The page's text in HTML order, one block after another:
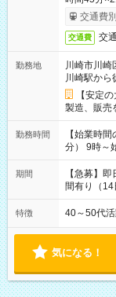
交通費
交通費 交
勤務地
川崎市川崎
川崎駅から
【安定
製造、販売
勤務時間
【始業時
分） 9
期間
【急募】
間有り（14
特徴 40～50代
気になる！